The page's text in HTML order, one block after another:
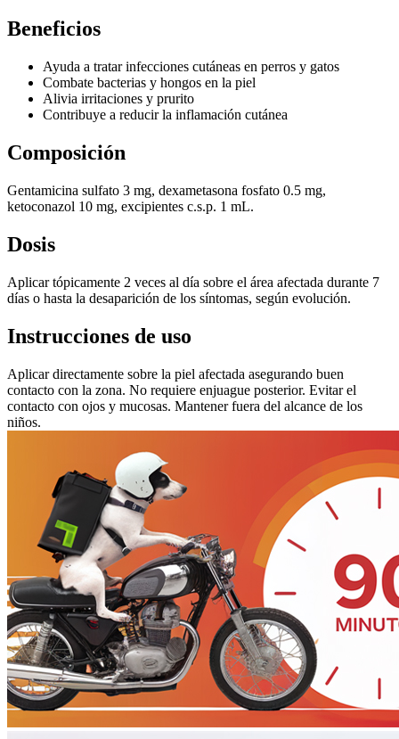
Beneficios
Ayuda a tratar infecciones cutáneas en perros y gatos
Combate bacterias y hongos en la piel
Alivia irritaciones y prurito
Contribuye a reducir la inflamación cutánea
Composición
Gentamicina sulfato 3 mg, dexametasona fosfato 0.5 mg,
ketoconazol 10 mg, excipientes c.s.p. 1 mL.
Dosis
Aplicar tópicamente 2 veces al día sobre el área afectada durante 7
días o hasta la desaparición de los síntomas, según evolución.
Instrucciones de uso
Aplicar directamente sobre la piel afectada asegurando buen
contacto con la zona. No requiere enjuague posterior. Evitar el
contacto con ojos y mucosas. Mantener fuera del alcance de los
niños.